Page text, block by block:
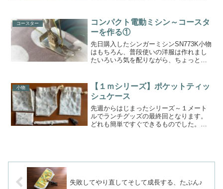
作りたい！実用性も兼ねて、コースター
作りはどうでしょうか(*^...
コースター
コンパクト電動ミシン～コースタ
ーを作る①
先日購入したシンガーミシンSN773K小物
はもちろん、普段使いの洋服は作れまし
たいろいろ気を配りながら、ちょっと目
すその時の様子はこちらから☟今回は、そ
れよりももっとコ...
小物
【１ｍシリーズ】ポケットティッ
シュケース
先週からはじまったシリーズ～１メート
ルでランチグッズの最終回となります。
どれも簡単ですぐできるものでした。い
失敗してやり直してそして成長する、たぶん♪